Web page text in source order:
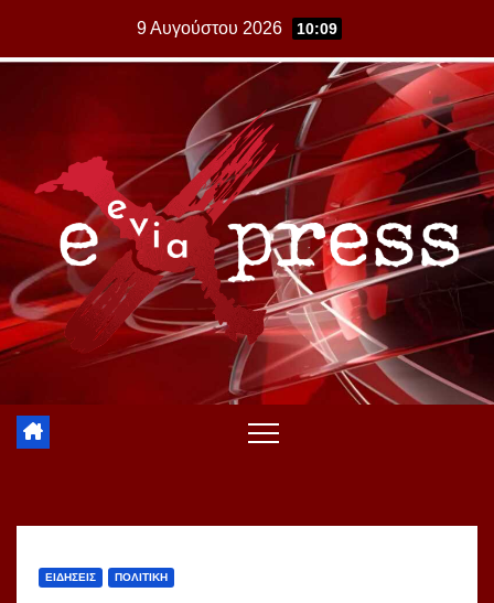
9 Αυγούστου 2026 10:09
ΕΙΔΗΣΕΙΣ ΠΟΛΙΤΙΚΗ